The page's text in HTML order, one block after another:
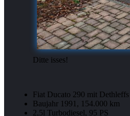
Ditte isses!
Fiat Ducato 290 mit
Baujahr 1991, 154.000 km
2,5l Turbodiesel, 95 PS